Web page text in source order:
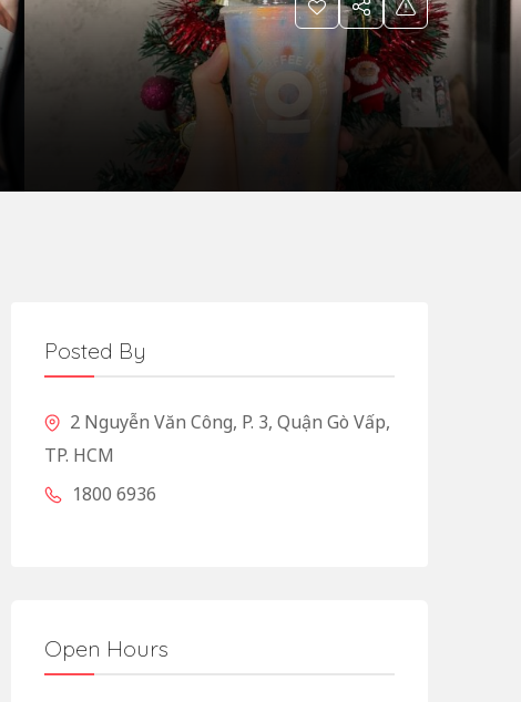
Posted By
2 Nguyễn Văn Công, P. 3, Quận Gò Vấp,
TP. HCM
1800 6936
Open Hours